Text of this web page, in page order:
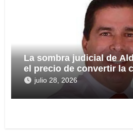
La sombra judicial de
el precio de convertir la
en arma
julio 28, 2026